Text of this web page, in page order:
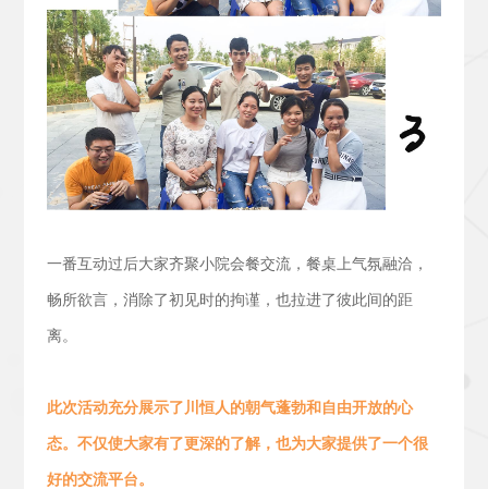
一番互动过后大家齐聚小院会餐交流， 餐桌上气氛融洽，
畅所欲言，消除了初见时的拘谨，也拉进了彼此间的距
离。
此次活动充分展示了川恒人的朝气蓬勃和 自由开放的心
态。 不仅使大家有了更深的了解，也为大家提供了一个很
好的交流平台。